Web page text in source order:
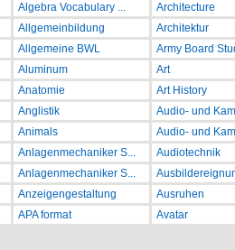
Algebra Vocabulary ...
Allgemeinbildung
Allgemeine BWL
Aluminum
Anatomie
Anglistik
Animals
Anlagenmechaniker S...
Anlagenmechaniker S...
Anzeigengestaltung
APA format
Architecture
Architektur
Army Board
Art
Art History
Audio- und
Audio- und
Audiotechnik
Ausruhen
Avatar